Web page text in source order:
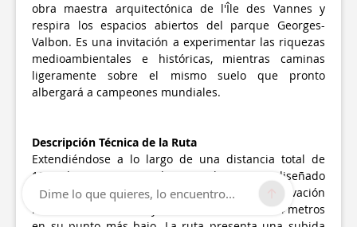
obra maestra arquitectónica de l'Île des Vannes y
respira los espacios abiertos del parque Georges-
Valbon. Es una invitación a experimentar las riquezas
medioambientales e históricas, mientras caminas
ligeramente sobre el mismo suelo que pronto
albergará a campeones mundiales.
Descripción Técnica de la Ruta
Extendiéndose a lo largo de una distancia total de
18.15 km, este recorrido meticulosamente diseñado
atraviesa terrenos diversos, alcanzando una elevación
máxima de 61 metros y descendiendo hasta 24 metros
Dime lo que quieres, lo encuentro...